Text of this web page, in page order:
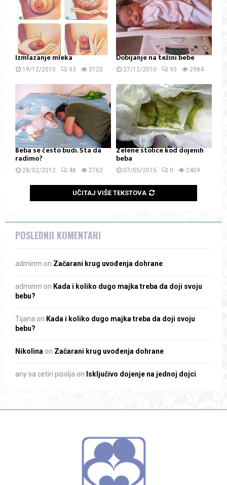
Izmlazanje mleka
19/12/2010 93 3120
Dobijanje na težini bebe
27/12/2010 93 2984
Beba se često budi. Šta da
radimo?
28/02/2012 48 2762
Zelene stolice kod dojenih
beba
07/05/2015 0 2409
UČITAJ VIŠE TEKSTOVA
POSLEDNJI KOMENTARI
adminm on Začarani krug uvođenja dohrane
adminm on Kada i koliko dugo majka treba da doji svoju
bebu?
Tijana on Kada i koliko dugo majka treba da doji svoju
bebu?
Nikolina on Začarani krug uvođenja dohrane
any sa cetiri pisolja on Isključivo dojenje na jednoj dojci